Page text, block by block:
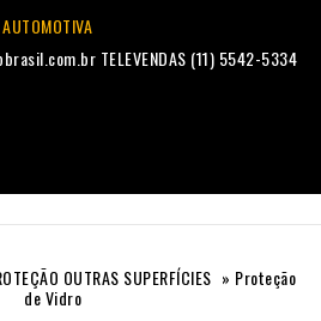
TELEVENDAS (11) 5542-5334
OUTRAS SUPERFÍCIES » Proteção
de Vidro